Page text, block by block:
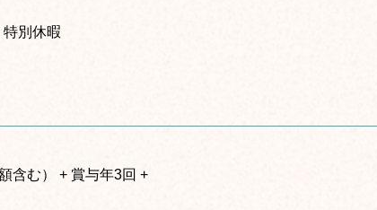
別休暇
含む） + 賞与年3回 +